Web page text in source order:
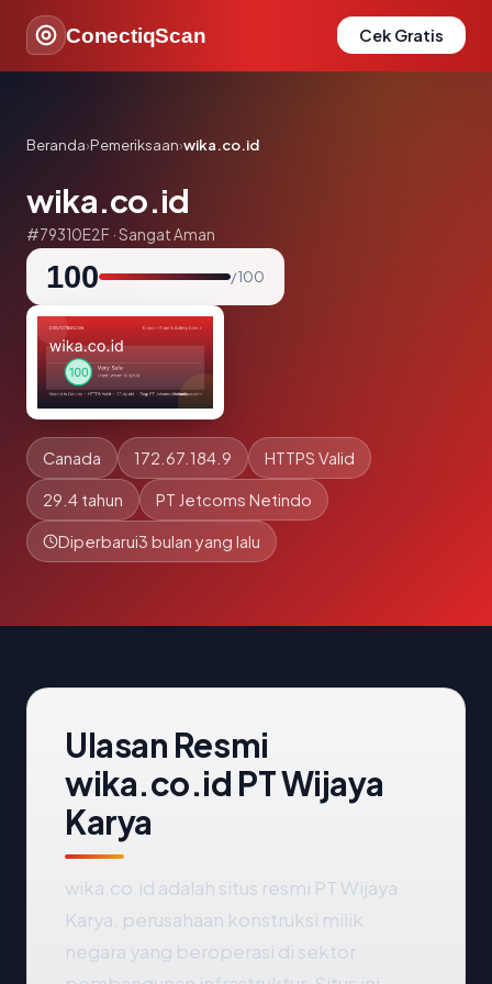
ConectiqScan Cek Gratis
Beranda›Pemeriksaan›wika.co.id
wika.co.id
#79310E2F · Sangat Aman
100 / 100
Canada 172.67.184.9 HTTPS Valid
29.4 tahun PT Jetcoms Netindo
Diperbarui3 bulan yang lalu
Ulasan Resmi
wika.co.id PT Wijaya
Karya
wika.co.id adalah situs resmi PT Wijaya
Karya, perusahaan konstruksi milik
negara yang beroperasi di sektor